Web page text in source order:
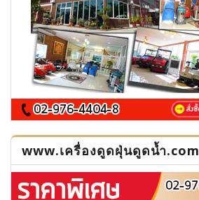
www.เครื่องดูดฝุ่นดูดน้ำ.com